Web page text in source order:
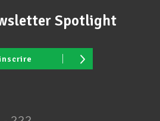
Spotlight